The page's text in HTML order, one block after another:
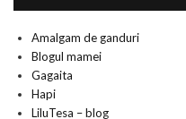
Amalgam de ganduri
Blogul mamei
Gagaita
Hapi
LiluTesa – blog